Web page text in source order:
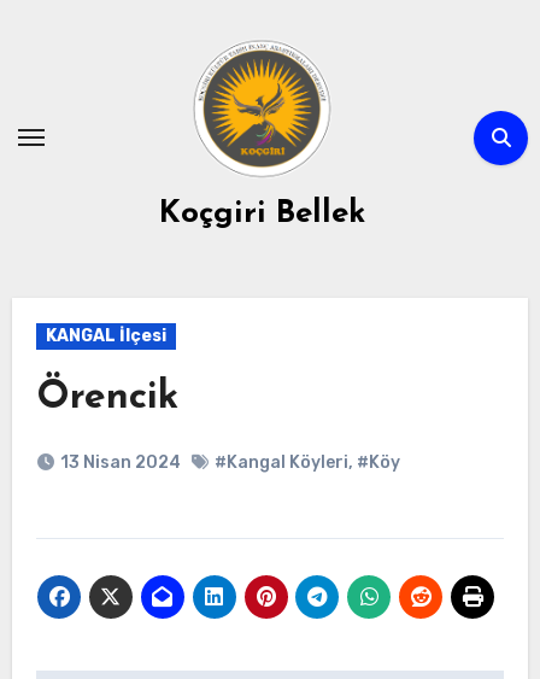
Koçgiri Bellek
KANGAL İlçesi
Örencik
13 Nisan 2024 #Kangal Köyleri, #Köy